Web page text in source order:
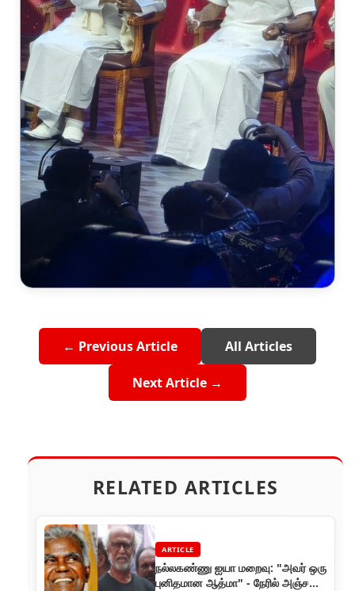
← Previous Article All Articles
Next Article →
RELATED ARTICLES
ARTICLE
நல்லகண்ணு ஐயா மறைவு: "அவர் ஒரு
புனிதமான ஆத்மா" - நேரில் அஞ்சலி